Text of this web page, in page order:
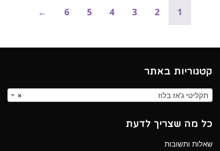
1
2
3
4
5
6
←
קטגוריות באתר
× תקליטי ג’אז בלוז
כל מה שצריך לדעת
שאלות ותשובות